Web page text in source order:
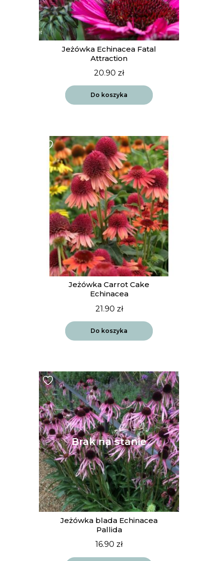
Jeżówka Echinacea Fatal
Attraction
20.90 zł
Do koszyka
Jeżówka Carrot Cake
Echinacea
21.90 zł
Do koszyka
Jeżówka blada Echinacea
Pallida
16.90 zł